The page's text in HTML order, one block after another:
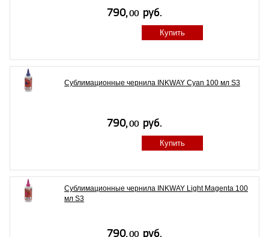
Купить
Сублимационные чернила INKWAY Cyan 100 мл S3
Купить
Сублимационные чернила INKWAY Light Magenta 100
мл S3